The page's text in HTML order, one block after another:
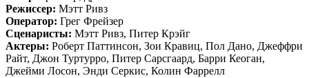
Режиссер: Мэтт Ривз
Оператор: Грег Фрейзер
Сценаристы: Мэтт Ривз, Питер Крэйг
Актеры: Роберт Паттинсон, Зои Кравиц, Пол Дано, Джеффри
Райт, Джон Туртурро, Питер Сарсгаард, Барри Кеоган,
Джейми Лосон, Энди Серкис, Колин Фаррелл